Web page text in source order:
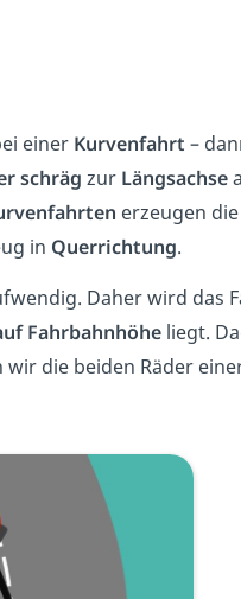
einer Kurvenfahrt –
schräg zur Längsachse
erzeugen die
in Querrichtung.
Daher wird das
Fahrbahnhöheliegt.
die beiden Räder